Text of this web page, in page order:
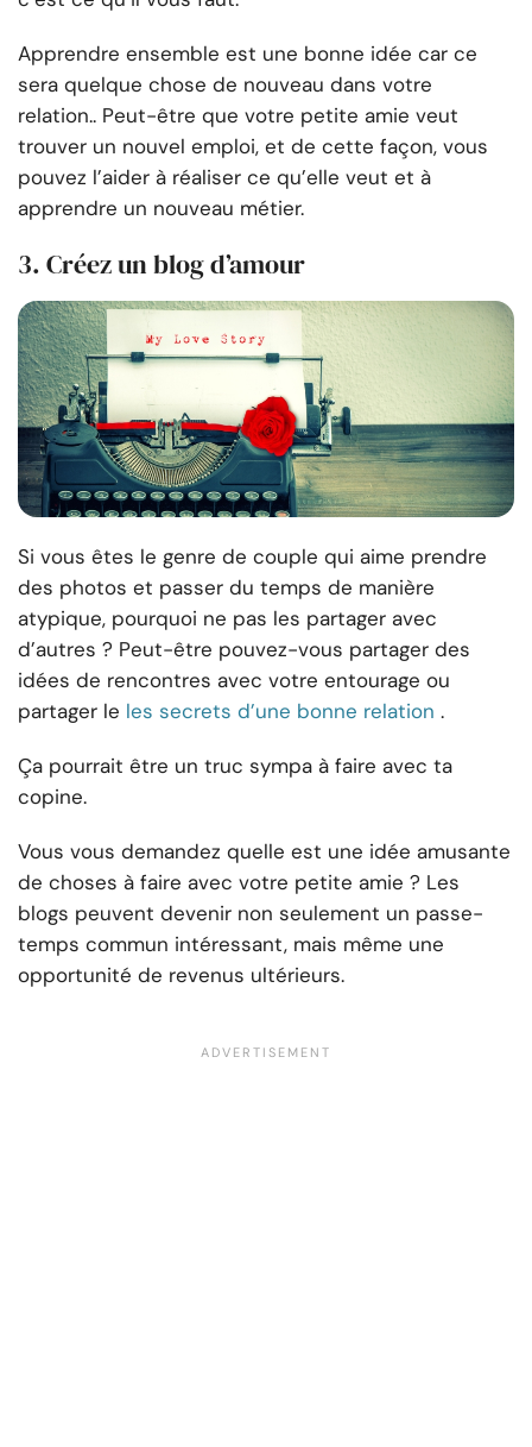
Apprendre ensemble est une bonne idée car ce
sera quelque chose de nouveau dans votre
relation.. Peut-être que votre petite amie veut
trouver un nouvel emploi, et de cette façon, vous
pouvez l’aider à réaliser ce qu’elle veut et à
apprendre un nouveau métier.
3. Créez un blog d’amour
Si vous êtes le genre de couple qui aime prendre
des photos et passer du temps de manière
atypique, pourquoi ne pas les partager avec
d’autres ? Peut-être pouvez-vous partager des
idées de rencontres avec votre entourage ou
partager le les secrets d’une bonne relation .
Ça pourrait être un truc sympa à faire avec ta
copine.
Vous vous demandez quelle est une idée amusante
de choses à faire avec votre petite amie ? Les
blogs peuvent devenir non seulement un passe-
temps commun intéressant, mais même une
opportunité de revenus ultérieurs.